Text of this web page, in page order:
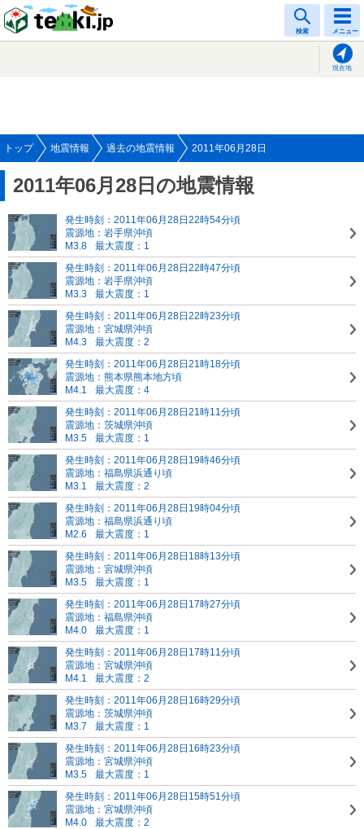
検索 メニュー
現在地
トップ 地震情報 過去の地震情報 2011年06月28日
2011年06月28日の地震情報
発生時刻：2011年06月28日22時54分頃
震源地：岩手県沖頃
M3.8
最大震度：1
発生時刻：2011年06月28日22時47分頃
震源地：岩手県沖頃
M3.3
最大震度：1
発生時刻：2011年06月28日22時23分頃
震源地：宮城県沖頃
M4.3
最大震度：2
発生時刻：2011年06月28日21時18分頃
震源地：熊本県熊本地方頃
M4.1
最大震度：4
発生時刻：2011年06月28日21時11分頃
震源地：茨城県沖頃
M3.5
最大震度：1
発生時刻：2011年06月28日19時46分頃
震源地：福島県浜通り頃
M3.1
最大震度：2
発生時刻：2011年06月28日19時04分頃
震源地：福島県浜通り頃
M2.6
最大震度：1
発生時刻：2011年06月28日18時13分頃
震源地：宮城県沖頃
M3.5
最大震度：1
発生時刻：2011年06月28日17時27分頃
震源地：福島県沖頃
M4.0
最大震度：1
発生時刻：2011年06月28日17時11分頃
震源地：宮城県沖頃
M4.1
最大震度：2
発生時刻：2011年06月28日16時29分頃
震源地：茨城県沖頃
M3.7
最大震度：1
発生時刻：2011年06月28日16時23分頃
震源地：宮城県沖頃
M3.5
最大震度：1
発生時刻：2011年06月28日15時51分頃
震源地：宮城県沖頃
M4.0
最大震度：2